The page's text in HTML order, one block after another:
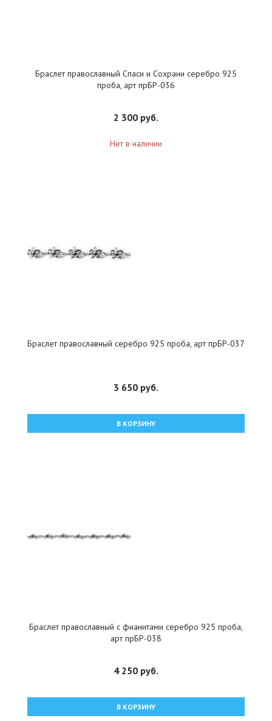
Браслет православный Спаси и Сохрани серебро 925
проба, арт прБР-036
2 300 руб.
Нет в наличии
Браслет православный серебро 925 проба, арт прБР-037
3 650 руб.
В КОРЗИНУ
Браслет православный с фианитами серебро 925 проба,
арт прБР-038
4 250 руб.
В КОРЗИНУ